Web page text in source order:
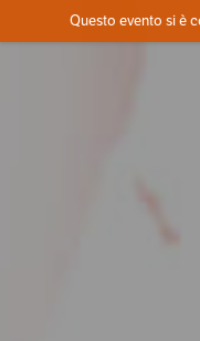
Questo evento si è